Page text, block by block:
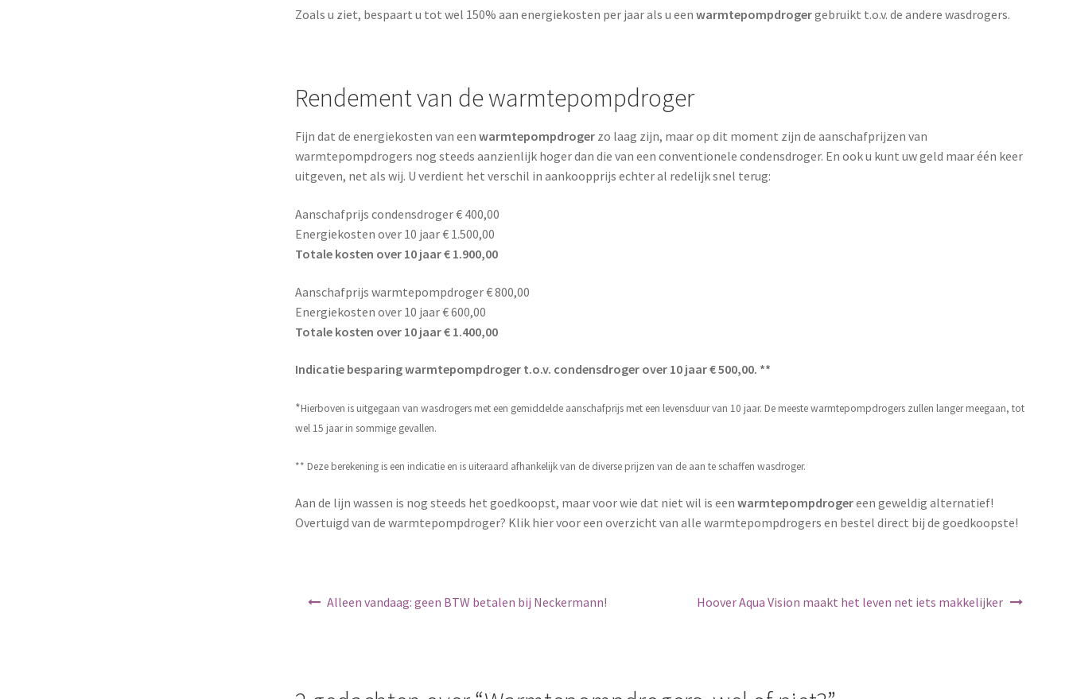
Zoals u ziet, bespaart u tot wel 150% aan energiekosten per jaar als u een warmtepompdrogergebruikt t.o.v. de andere wasdrogers.
Rendement van de warmtepompdroger
Fijn dat de energiekosten van een warmtepompdroger zo laag zijn, maar op dit moment zijn de aanschafprijzen van
warmtepompdrogers nog steeds aanzienlijk hoger dan die van een conventionele condensdroger. En ook u kunt uw geld maar één keer
uitgeven, net als wij. U verdient het verschil in aankoopprijs echter al redelijk snel terug:
Aanschafprijs condensdroger € 400,00
Energiekosten over 10 jaar € 1.500,00
Totale kosten over 10 jaar € 1.900,00
Aanschafprijs warmtepompdroger € 800,00
Energiekosten over 10 jaar € 600,00
Totale kosten over 10 jaar € 1.400,00
Indicatie besparing warmtepompdroger t.o.v. condensdroger over 10 jaar € 500,00. **
*Hierboven is uitgegaan van wasdrogers met een gemiddelde aanschafprijs met een levensduur van 10 jaar. De meeste warmtepompdrogers zullen langer meegaan, tot
wel 15 jaar in sommige gevallen.
** Deze berekening is een indicatie en is uiteraard afhankelijk van de diverse prijzen van de aan te schaffen wasdroger.
Aan de lijn wassen is nog steeds het goedkoopst, maar voor wie dat niet wil is een warmtepompdrogereen geweldig alternatief!
Overtuigd van de warmtepompdroger? Klik hier voor een overzicht van alle warmtepompdrogers en bestel direct bij de goedkoopste!
Alleen vandaag: geen BTW betalen bij Neckermann! Hoover Aqua Vision maakt het leven net iets makkelijker